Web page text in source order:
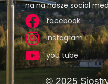
na na nasze social
facebook
instagram
you tube
© 2025